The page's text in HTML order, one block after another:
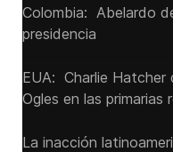
Colombia: Abelardo
presidencia
EUA: Charlie
Ogles en las primarias
La inacción